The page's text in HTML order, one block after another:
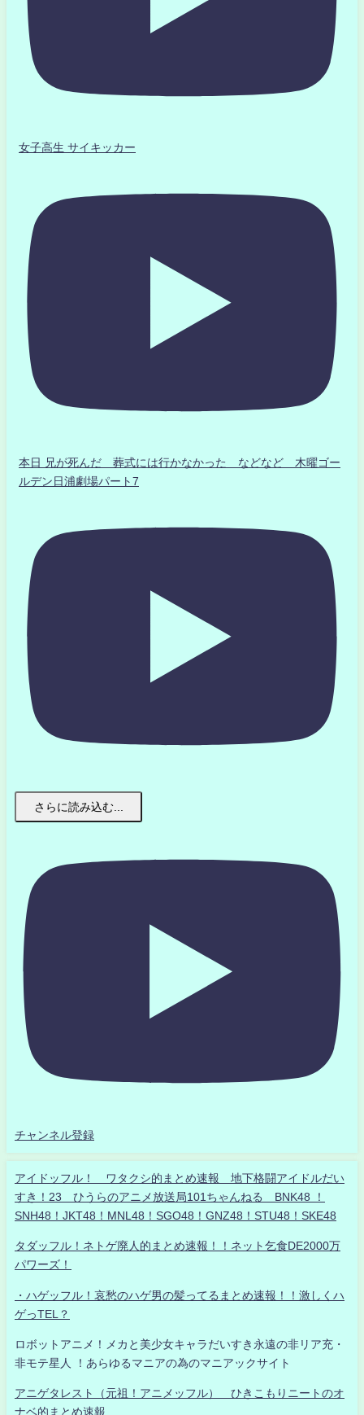
女子高生 サイキッカー
本日 兄が死んだ 葬式には行かなかった などなど 木曜ゴー
ルデン日浦劇場パート7
さらに読み込む...
チャンネル登録
アイドッフル！ ワタクシ的まとめ速報 地下格闘アイドルだい
すき！23 ひうらのアニメ放送局101ちゃんねる BNK48 ！
SNH48！JKT48！MNL48！SGO48！GNZ48！STU48！SKE48
タダッフル！ネトゲ廃人的まとめ速報！！ネット乞食DE2000万
パワーズ！
・ハゲッフル！哀愁のハゲ男の髪ってるまとめ速報！！激しくハ
ゲっTEL？
ロボットアニメ！メカと美少女キャラだいすき永遠の非リア充・
非モテ星人 ！あらゆるマニアの為のマニアックサイト
アニゲタレスト（元祖！アニメッフル） ひきこもりニートのオ
ナベ的まとめ速報